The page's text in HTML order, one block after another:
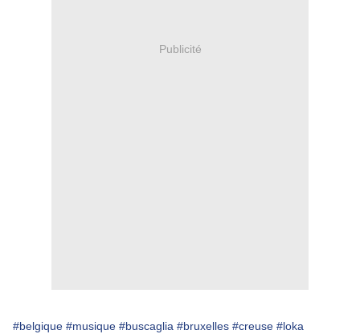
Publicité
#belgique #musique #buscaglia #bruxelles #creuse #loka